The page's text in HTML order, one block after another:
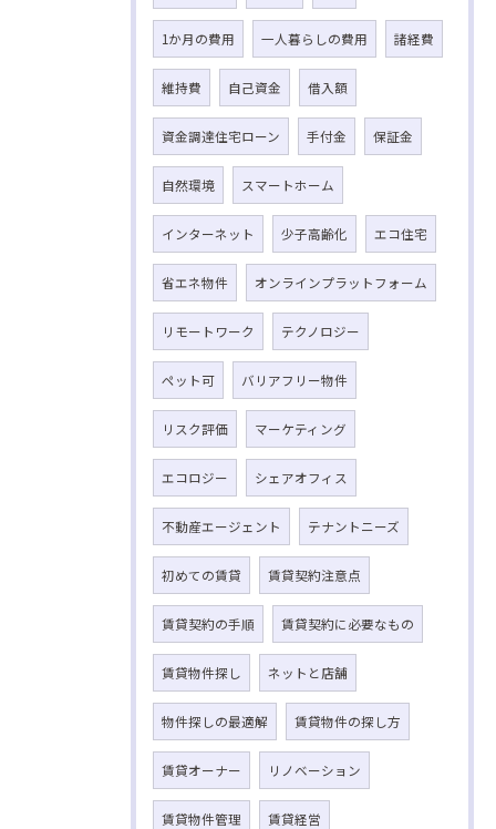
1か月の費用 一人暮らしの費用 諸経費
維持費 自己資金 借入額
資金調達住宅ローン 手付金 保証金
自然環境 スマートホーム
インターネット 少子高齢化 エコ住宅
省エネ物件 オンラインプラットフォーム
リモートワーク テクノロジー
ペット可 バリアフリー物件
リスク評価 マーケティング
エコロジー シェアオフィス
不動産エージェント テナントニーズ
初めての賃貸 賃貸契約注意点
賃貸契約の手順 賃貸契約に必要なもの
賃貸物件探し ネットと店舗
物件探しの最適解 賃貸物件の探し方
賃貸オーナー リノベーション
賃貸物件管理 賃貸経営